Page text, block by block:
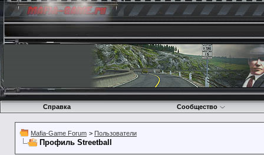
Справка Сообщество
Mafia-Game Forum > Пользователи
Профиль Streetball